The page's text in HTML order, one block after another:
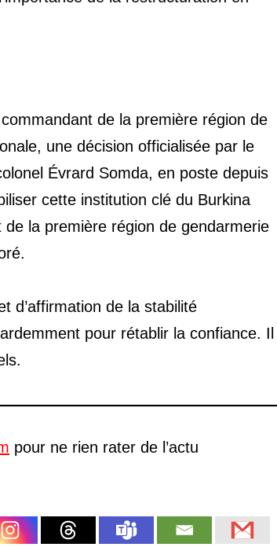
de la première région de
une décision officialisée par le
Évrard Somda, en poste depuis
cette institution clé du Burkina
la première région de gendarmerie
d’affirmation de la stabilité
pour rétablir la confiance. Il
pour ne rien rater de l’actu